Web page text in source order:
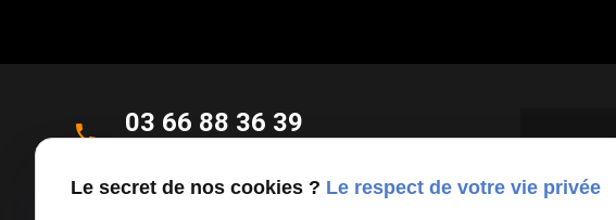
phone 03 66 88 36 39
Le secret de nos cookies ? Le respect de votre vie privée